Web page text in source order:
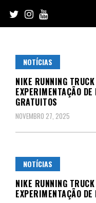
content
NOTÍCIAS
NIKE RUNNING
EXPERIMENTAÇÃO
GRATUITOS
NOVEMBRO 27, 2025
NOTÍCIAS
NIKE RUNNING
EXPERIMENTAÇÃO